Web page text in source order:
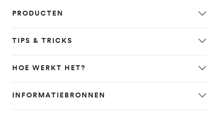
PRODUCTEN
TIPS & TRICKS
HOE WERKT HET?
INFORMATIEBRONNEN